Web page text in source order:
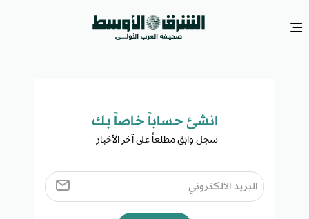
انشئ حساباً خاصاً بك​
سجل وابق مطلعاً على آخر الأخبار ​